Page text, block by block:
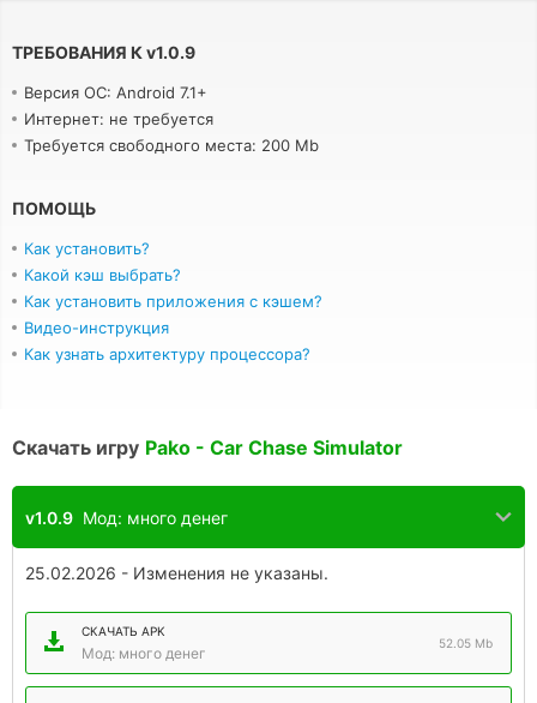
ТРЕБОВАНИЯ К v1.0.9
Версия ОС: Android 7.1+
Интернет: не требуется
Требуется свободного места: 200 Mb
ПОМОЩЬ
Как установить?
Какой кэш выбрать?
Как установить приложения с кэшем?
Видео-инструкция
Как узнать архитектуру процессора?
Скачать игру Pako - Car Chase Simulator
v1.0.9 Мод: много денег
25.02.2026 - Изменения не указаны.
СКАЧАТЬ APK
Мод: много денег
52.05 Mb